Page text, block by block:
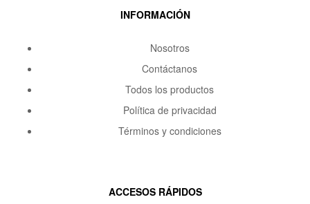
INFORMACIÓN
Nosotros
Contáctanos
Todos los productos
Política de privacidad
Términos y condiciones
ACCESOS RÁPIDOS